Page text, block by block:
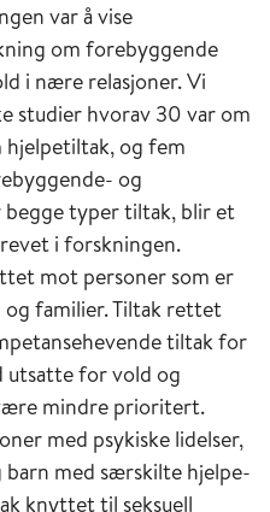
var å vise
om forebyggende
i nære relasjoner. Vi
studier hvorav 30 var om
og fem
og
typer tiltak, blir et
i forskningen.
mot personer som er
familier. Tiltak rettet
tiltak for
utsatte for vold og
mindre prioritert.
med psykiske lidelser,
med særskilte hjelpe-
knyttet til seksuell